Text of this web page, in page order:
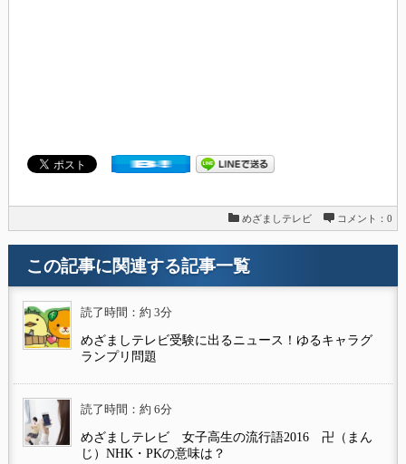
めざましテレビ コメント：0
この記事に関連する記事一覧
読了時間：約 3分
めざましテレビ受験に出るニュース！ゆるキャラグ
ランプリ問題
読了時間：約 6分
めざましテレビ 女子高生の流行語2016 卍（まん
じ）NHK・PKの意味は？